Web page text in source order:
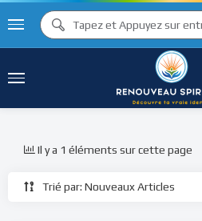
Trié par: Nouveaux Articles
Il y a 1 éléments sur cette page